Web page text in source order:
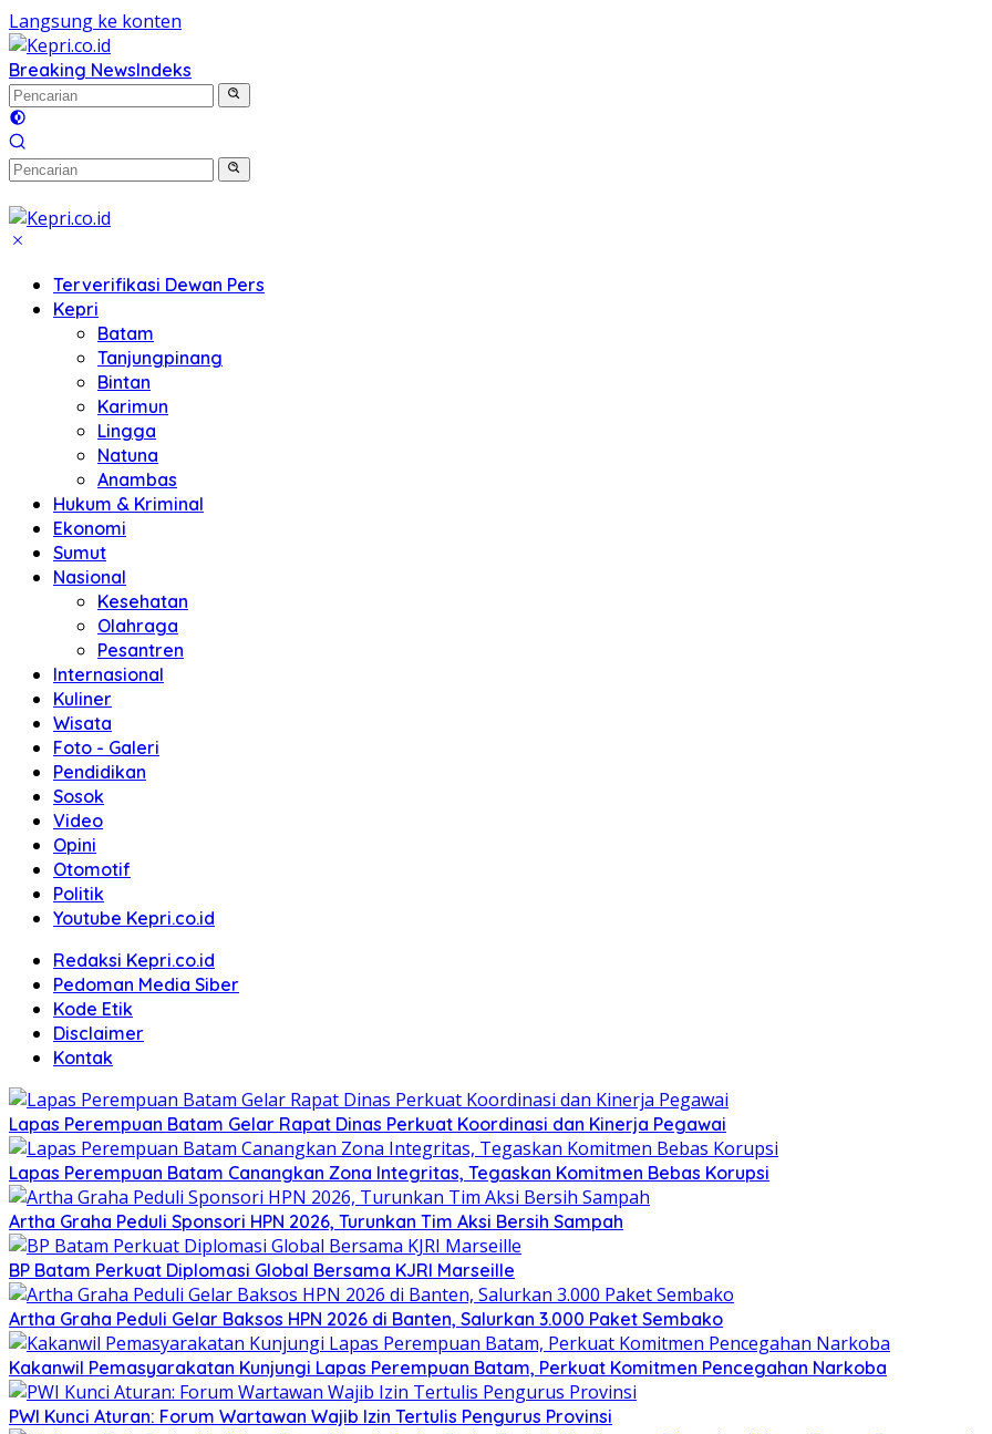
Langsung ke konten
Breaking NewsIndeks
Terverifikasi Dewan Pers
Kepri
Batam
Tanjungpinang
Bintan
Karimun
Lingga
Natuna
Anambas
Hukum & Kriminal
Ekonomi
Sumut
Nasional
Kesehatan
Olahraga
Pesantren
Internasional
Kuliner
Wisata
Foto - Galeri
Pendidikan
Sosok
Video
Opini
Otomotif
Politik
Youtube Kepri.co.id
Redaksi Kepri.co.id
Pedoman Media Siber
Kode Etik
Disclaimer
Kontak
Lapas Perempuan Batam Gelar Rapat Dinas Perkuat Koordinasi dan Kinerja Pegawai
Lapas Perempuan Batam Canangkan Zona Integritas, Tegaskan Komitmen Bebas Korupsi
Artha Graha Peduli Sponsori HPN 2026, Turunkan Tim Aksi Bersih Sampah
BP Batam Perkuat Diplomasi Global Bersama KJRI Marseille
Artha Graha Peduli Gelar Baksos HPN 2026 di Banten, Salurkan 3.000 Paket Sembako
Kakanwil Pemasyarakatan Kunjungi Lapas Perempuan Batam, Perkuat Komitmen Pencegahan Narkoba
PWI Kunci Aturan: Forum Wartawan Wajib Izin Tertulis Pengurus Provinsi